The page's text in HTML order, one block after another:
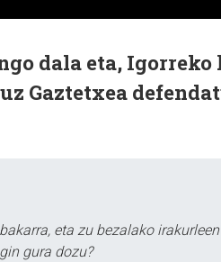
dala eta, Igorreko
Gaztetxea
eta zu bezalako
gura dozu?